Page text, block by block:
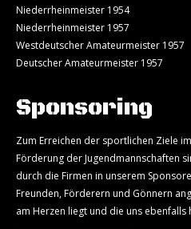
Niederrheinmeister 1954
Niederrheinmeister 1957
Westdeutscher Amateurmeister 1957
Deutscher Amateurmeister 1957
Sponsoring
Zum Erreichen der sportlichen Ziele
Förderung der Jugendmannschaften
durch die Firmen in unserem
Freunden, Förderern und Gönnern
am Herzen liegt und die uns ebenfalls